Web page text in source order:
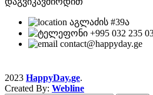
აგლაძის #39ა
+995 032 235
contact@happyday.ge
2023 HappyDay.ge.
Created By: Webline